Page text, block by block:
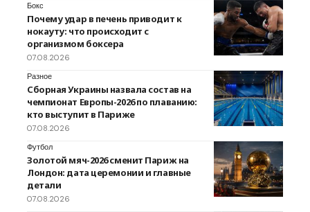
Бокс
Почему удар в печень приводит к
нокауту: что происходит с
организмом боксера
07.08.2026
Разное
Сборная Украины назвала состав на
чемпионат Европы-2026 по плаванию:
кто выступит в Париже
07.08.2026
Футбол
Золотой мяч-2026 сменит Париж на
Лондон: дата церемонии и главные
детали
07.08.2026